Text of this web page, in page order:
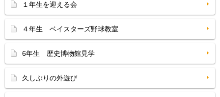
１年生を迎える会
４年生 ベイスターズ野球教室
6年生 歴史博物館見学
久しぶりの外遊び